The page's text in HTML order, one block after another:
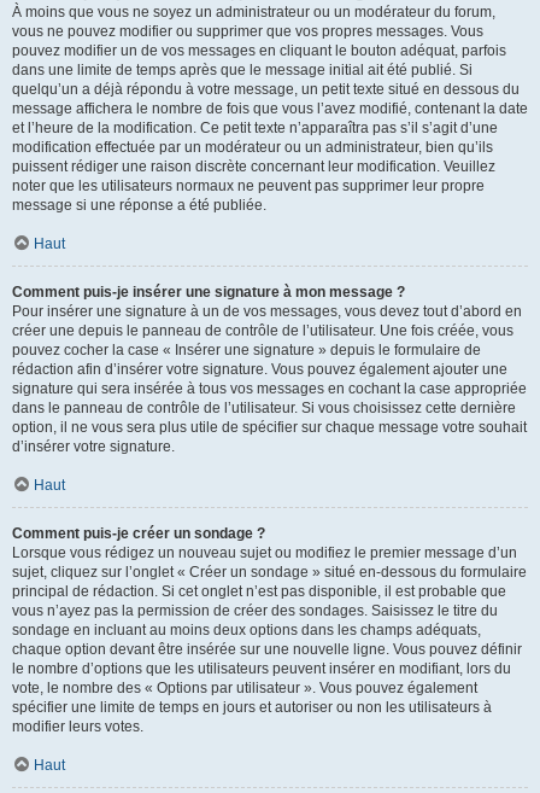
À moins que vous ne soyez un administrateur ou un modérateur du forum,
vous ne pouvez modifier ou supprimer que vos propres messages. Vous
pouvez modifier un de vos messages en cliquant le bouton adéquat, parfois
dans une limite de temps après que le message initial ait été publié. Si
quelqu’un a déjà répondu à votre message, un petit texte situé en dessous du
message affichera le nombre de fois que vous l’avez modifié, contenant la date
et l’heure de la modification. Ce petit texte n’apparaîtra pas s’il s’agit d’une
modification effectuée par un modérateur ou un administrateur, bien qu’ils
puissent rédiger une raison discrète concernant leur modification. Veuillez
noter que les utilisateurs normaux ne peuvent pas supprimer leur propre
message si une réponse a été publiée.
Haut
Comment puis-je insérer une signature à mon message ?
Pour insérer une signature à un de vos messages, vous devez tout d’abord en
créer une depuis le panneau de contrôle de l’utilisateur. Une fois créée, vous
pouvez cocher la case « Insérer une signature » depuis le formulaire de
rédaction afin d’insérer votre signature. Vous pouvez également ajouter une
signature qui sera insérée à tous vos messages en cochant la case appropriée
dans le panneau de contrôle de l’utilisateur. Si vous choisissez cette dernière
option, il ne vous sera plus utile de spécifier sur chaque message votre souhait
d’insérer votre signature.
Haut
Comment puis-je créer un sondage ?
Lorsque vous rédigez un nouveau sujet ou modifiez le premier message d’un
sujet, cliquez sur l’onglet « Créer un sondage » situé en-dessous du formulaire
principal de rédaction. Si cet onglet n’est pas disponible, il est probable que
vous n’ayez pas la permission de créer des sondages. Saisissez le titre du
sondage en incluant au moins deux options dans les champs adéquats,
chaque option devant être insérée sur une nouvelle ligne. Vous pouvez définir
le nombre d’options que les utilisateurs peuvent insérer en modifiant, lors du
vote, le nombre des « Options par utilisateur ». Vous pouvez également
spécifier une limite de temps en jours et autoriser ou non les utilisateurs à
modifier leurs votes.
Haut